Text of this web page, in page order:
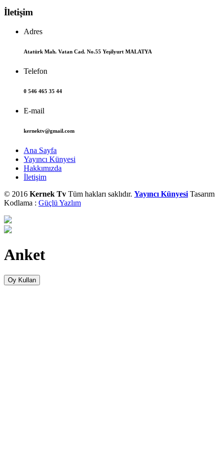
İletişim
Adres
Atatürk Mah. Vatan Cad. No.55 Yeşilyurt MALATYA
Telefon
0 546 465 35 44
E-mail
kernektv@gmail.com
Ana Sayfa
Yayıncı Künyesi
Hakkımızda
İletişim
© 2016 Kernek Tv Tüm hakları saklıdır. Yayıncı Künyesi Tasarım
Kodlama : Güçlü Yazlım
Anket